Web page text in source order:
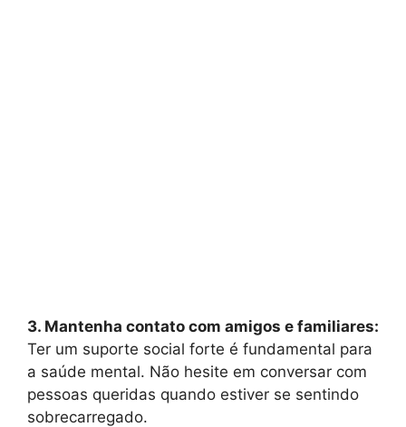
3. Mantenha contato com amigos e familiares:
Ter um suporte social forte é fundamental para
a saúde mental. Não hesite em conversar com
pessoas queridas quando estiver se sentindo
sobrecarregado.